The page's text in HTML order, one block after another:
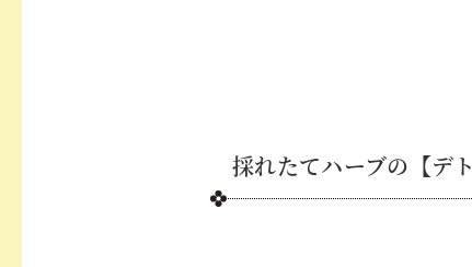
採れたてハーブの【デ